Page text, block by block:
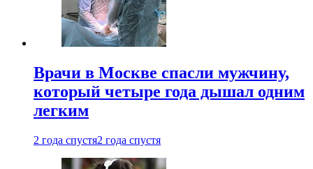
Врачи в Москве спасли мужчину,
который четыре года дышал одним
легким
2 года спустя2 года спустя